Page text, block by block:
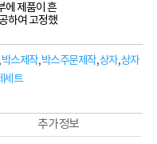
에 제품이 흔
하여 고정했
박스제작,박스주문제작,상자,상자
세트
추가 정보